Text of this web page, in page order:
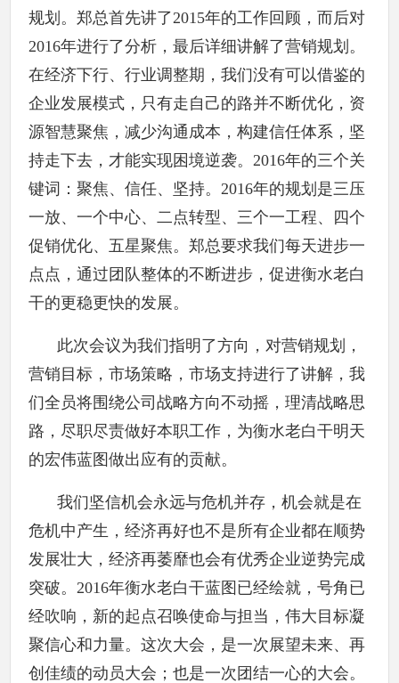
规划。郑总首先讲了2015年的工作回顾，而后对
2016年进行了分析，最后详细讲解了营销规划。
在经济下行、行业调整期，我们没有可以借鉴的
企业发展模式，只有走自己的路并不断优化，资
源智慧聚焦，减少沟通成本，构建信任体系，坚
持走下去，才能实现困境逆袭。2016年的三个关
键词：聚焦、信任、坚持。2016年的规划是三压
一放、一个中心、二点转型、三个一工程、四个
促销优化、五星聚焦。郑总要求我们每天进步一
点点，通过团队整体的不断进步，促进衡水老白
干的更稳更快的发展。
此次会议为我们指明了方向，对营销规划，
营销目标，市场策略，市场支持进行了讲解，我
们全员将围绕公司战略方向不动摇，理清战略思
路，尽职尽责做好本职工作，为衡水老白干明天
的宏伟蓝图做出应有的贡献。
我们坚信机会永远与危机并存，机会就是在
危机中产生，经济再好也不是所有企业都在顺势
发展壮大，经济再萎靡也会有优秀企业逆势完成
突破。2016年衡水老白干蓝图已经绘就，号角已
经吹响，新的起点召唤使命与担当，伟大目标凝
聚信心和力量。这次大会，是一次展望未来、再
创佳绩的动员大会；也是一次团结一心的大会。